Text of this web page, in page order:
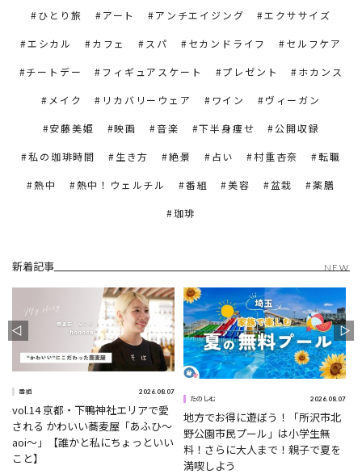
ひとり旅 アート アンチエイジング エクササイズ
エシカル カフェ スパ セカンドライフ セルフケア
チートデー フィギュアスケート プレゼント ホカンス
メイク リカバリーウェア ワイン ヴィーガン
安藤美姫 映画 音楽 下半身痩せ 公開収録
私の珈琲時間 生き方 絶景 占い 村重杏奈 転職
熱中 熱中！ウェルチル 番組 美容 盆栽 薬膳
珈琲
新着記事 NEW
番組 2026.08.07
vol.14 京都・下鴨神社エリアで愛
される かわいい蕎麦屋「あふひ〜
aoi〜」【誰かと私にちょっといい
こと】
たのしむ 2026.08.07
地方でお得に遊ぼう！「所沢市北
野公園市民プール」は小学生無
料！さらに大人まで！親子で夏を
満喫しよう